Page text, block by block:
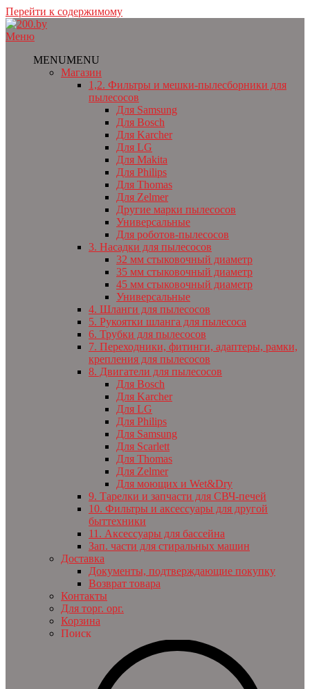
Перейти к содержимому
Меню
MENUMENU
Магазин
1,2. Фильтры и мешки-пылесборники для
пылесосов
Для Samsung
Для Bosch
Для Karcher
Для LG
Для Makita
Для Philips
Для Thomas
Для Zelmer
Другие марки пылесосов
Универсальные
Для роботов-пылесосов
3. Насадки для пылесосов
32 мм стыковочный диаметр
35 мм стыковочный диаметр
45 мм стыковочный диаметр
Универсальные
4. Шланги для пылесосов
5. Рукоятки шланга для пылесоса
6. Трубки для пылесосов
7. Переходники, фитинги, адаптеры, рамки,
крепления для пылесосов
8. Двигатели для пылесосов
Для Bosch
Для Karcher
Для LG
Для Philips
Для Samsung
Для Scarlett
Для Thomas
Для Zelmer
Для моющих и Wet&Dry
9. Тарелки и запчасти для СВЧ-печей
10. Фильтры и аксессуары для другой
быттехники
11. Аксессуары для бассейна
Зап. части для стиральных машин
Доставка
Документы, подтверждающие покупку
Возврат товара
Контакты
Для торг. орг.
Корзина
Поиск